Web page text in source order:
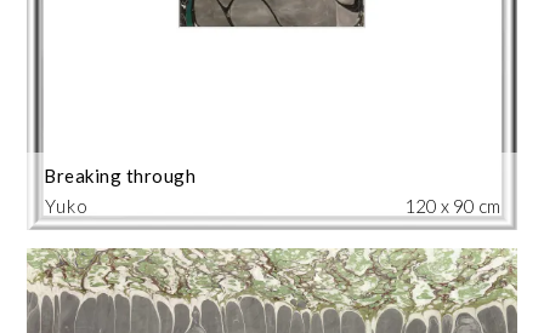
Yuko
Breaking through
120 x 90 cm